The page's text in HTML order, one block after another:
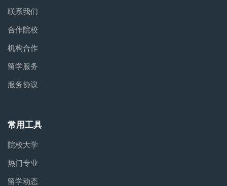
联系我们
合作院校
机构合作
留学服务
服务协议
常用工具
院校大学
热门专业
留学动态